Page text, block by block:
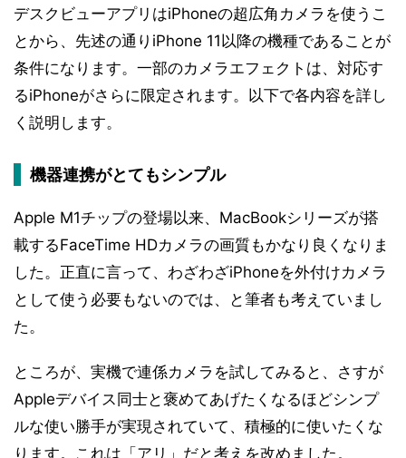
デスクビューアプリはiPhoneの超広角カメラを使うこ
とから、先述の通りiPhone 11以降の機種であることが
条件になります。一部のカメラエフェクトは、対応す
るiPhoneがさらに限定されます。以下で各内容を詳し
く説明します。
機器連携がとてもシンプル
Apple M1チップの登場以来、MacBookシリーズが搭
載するFaceTime HDカメラの画質もかなり良くなりま
した。正直に言って、わざわざiPhoneを外付けカメラ
として使う必要もないのでは、と筆者も考えていまし
た。
ところが、実機で連係カメラを試してみると、さすが
Appleデバイス同士と褒めてあげたくなるほどシンプ
ルな使い勝手が実現されていて、積極的に使いたくな
ります。これは「アリ」だと考えを改めました。